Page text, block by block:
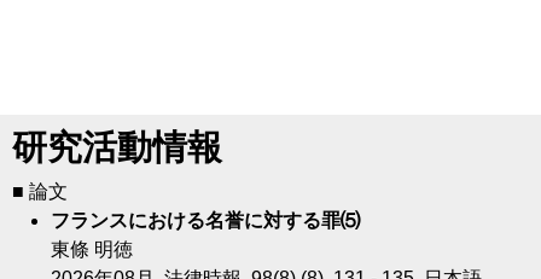
研究活動情報
■ 論文
フランスにおける名誉に対する罪⑸
東條 明徳